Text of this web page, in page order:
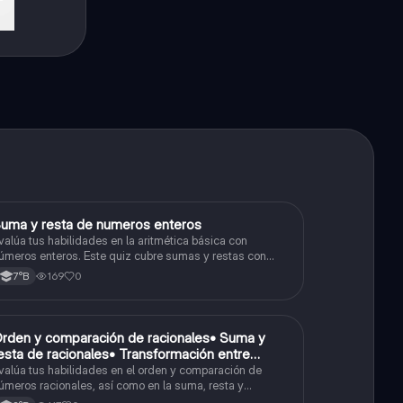
Matemáticas
y resta de numeros enteros
tus habilidades en la aritmética básica con
enteros. Este quiz cubre sumas y restas con
números positivos y negativos.
7°B 169 0
Matemáticasy comparación de racionales• Suma y
de racionales• Transformación entre
y fracciones
tus habilidades en el orden y comparación de
racionales, así como en la suma, resta y